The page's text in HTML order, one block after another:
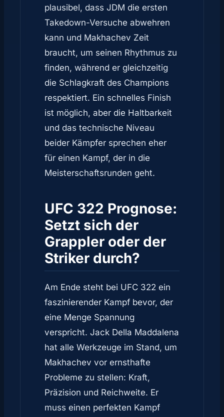
plausibel, dass JDM die ersten
Takedown-Versuche abwehren
kann und Makhachev Zeit
braucht, um seinen Rhythmus zu
finden, während er gleichzeitig
die Schlagkraft des Champions
respektiert. Ein schnelles Finish
ist möglich, aber die Haltbarkeit
und das technische Niveau
beider Kämpfer sprechen eher
für einen Kampf, der in die
Meisterschaftsrunden geht.
UFC 322 Prognose:
Setzt sich der
Grappler oder der
Striker durch?
Am Ende steht bei UFC 322 ein
faszinierender Kampf bevor, der
eine Menge Spannung
verspricht. Jack Della Maddalena
hat alle Werkzeuge im Stand, um
Makhachev vor ernsthafte
Probleme zu stellen: Kraft,
Präzision und Reichweite. Er
muss einen perfekten Kampf